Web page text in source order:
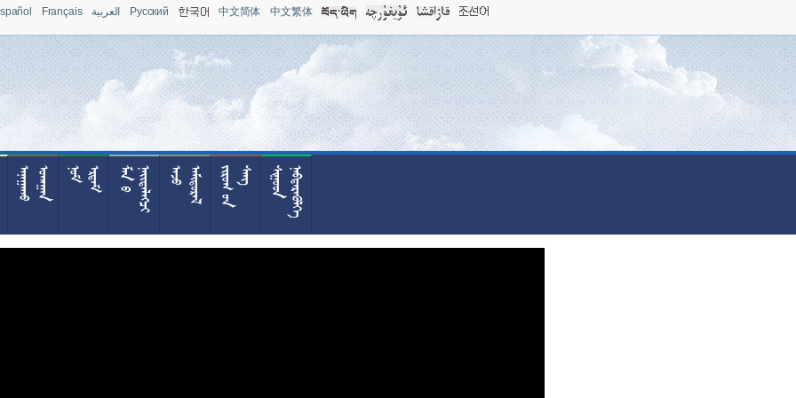
Français العربية Pусский 中文简体 中文繁体











  





  












 








  







 














